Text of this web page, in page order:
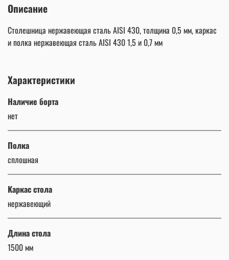
Описание
Столешница нержавеющая сталь AISI 430, толщина 0,5 мм, каркас
и полка нержавеющая сталь AISI 430 1,5 и 0,7 мм
Характеристики
Наличие борта
нет
Полка
сплошная
Каркас стола
нержавеющий
Длина стола
1500 мм